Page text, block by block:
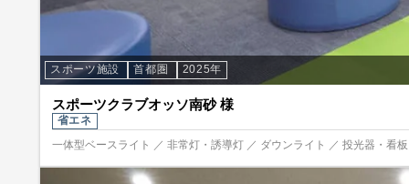
スポーツ施設 首都圏 2025年
スポーツクラブオッソ南砂 様
省エネ
一体型ベースライト ／ 非常灯・誘導灯 ／ ダウンライト ／ 投光器・看